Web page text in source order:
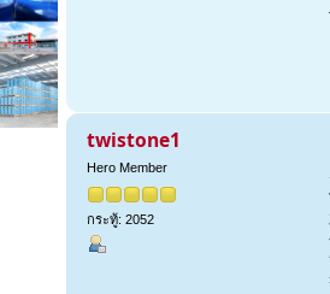
twistone1
Hero Member
กระทู้: 2052